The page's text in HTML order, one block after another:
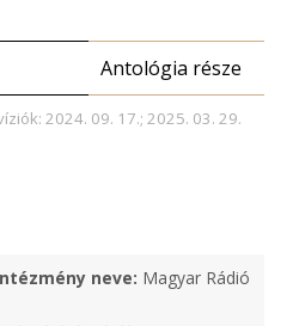
Antológia része
2024. 09. 17.; 2025. 03. 29.
neve: Magyar Rádió